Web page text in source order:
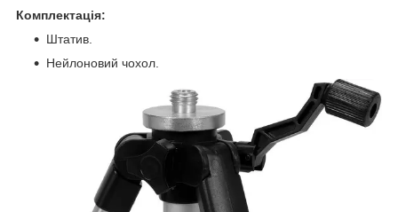
Комплектація:
Штатив.
Нейлоновий чохол.